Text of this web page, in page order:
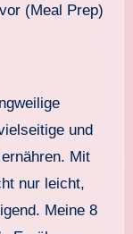
(Meal Prep)
und
Mit
nur leicht,
Meine 8